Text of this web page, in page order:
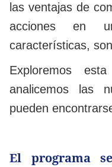
las ventajas de
acciones en
características,
Exploremos
analicemos las
pueden
El programa